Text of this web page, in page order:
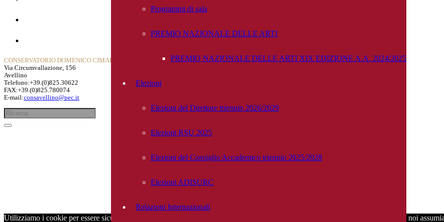
Programmi di sala
PREMIO NAZIONALE DELLE ARTI
PREMIO NAZIONALE DELLE ARTI XIX EDIZIONE A.A. 2024/2025
Elezioni
Elezioni del Direttore triennio 2026/2029
Elezioni RSU 2025
Elezioni del Consiglio Accademico triennio 2025/2028
Elezioni ADISURC
Relazioni Internazionali
CONSERVATORIO DOMENICO CIMAROSA
Via Circumvallazione, 156
Avellino
Telefono:+39.(0)825.30622
FAX:+39.(0)825.780074
E-mail:consavellino@pec.it
Utilizziamo i cookie per essere sicuri che tu possa avere la migliore esperienza sul nostro sito. Se continui ad utilizzare questo sito noi